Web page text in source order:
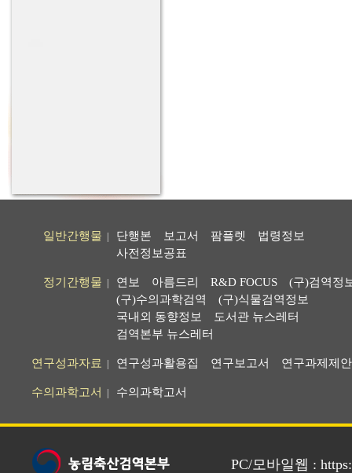
일반간행물 단행본 보고서 팜플렛
법령정보
사전정보공표
정기간행물 연보 아름드리 R&D FOCUS
(구)검역정
(구)수의과학검역
(구)식물검역정보
국내외 동향정보
도서관 뉴스레터
검역본부 뉴스레터
연구성과자료 연구성과활용집 연구보고서 연구과제제
수의과학고서 수의과학고서
PC/모바일웹 :